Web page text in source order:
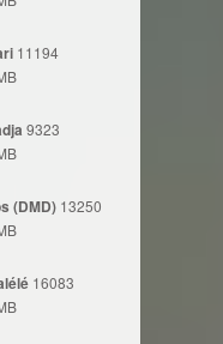
11194
9323
(DMD) 13250
16083